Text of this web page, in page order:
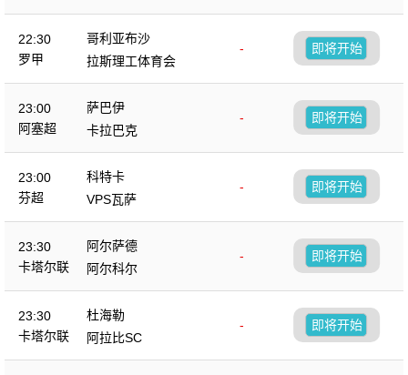
22:30
罗甲
哥利亚布沙
-
拉斯理工体育会
即将开始
23:00
阿塞超
萨巴伊
-
卡拉巴克
即将开始
23:00
芬超
科特卡
-
VPS瓦萨
即将开始
23:30
卡塔尔联
阿尔萨德
-
阿尔科尔
即将开始
23:30
卡塔尔联
杜海勒
-
阿拉比SC
即将开始